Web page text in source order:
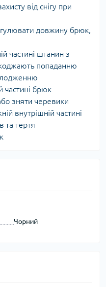
від снігу при
довжину брюк,
частині штанин з
попаданню
частині брюк
зняти черевики
внутрішній частині
та тертя
Чорний